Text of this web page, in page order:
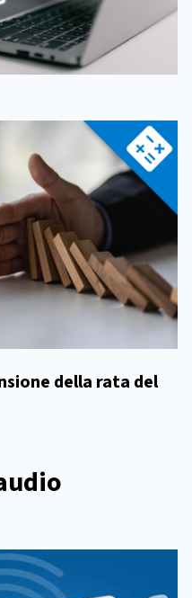
della rata del